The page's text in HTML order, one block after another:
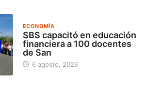
ECONOMÍA
SBS capacitó en educación
financiera a 100 docentes
de San
6 agosto, 2026